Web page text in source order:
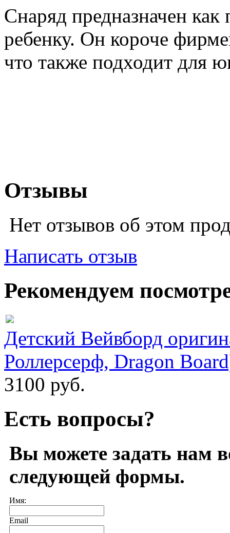
Снаряд предназначен
ребенку. Он короче
что также подходит для
Отзывы
Нет отзывов об этом
Написать отзыв
Рекомендуем
Детский Вейвборд
Роллерсерф, Dragon
3100 руб.
Есть вопросы?
Вы можете задать нам
следующей формы.
Имя:
Email